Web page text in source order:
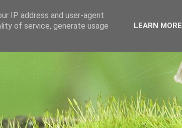
IP address and user-agent
of service, generate usage
LEARN MORE